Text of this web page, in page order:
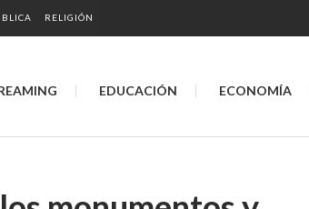
RELIGIÓN
EDUCACIÓN ECONOMÍA